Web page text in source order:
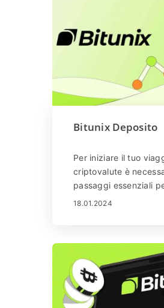
attraverso il
per aderire al
Bitunix e sbloccare il
Bitunix Deposito
Per iniziare il tuo
criptovalute è
passaggi essenziali
eseguire operazioni
Questa guida
guidare i principianti
di deposito di fondi e
trading di criptovalute
18.01.2024